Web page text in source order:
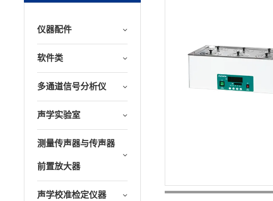
仪器配件
软件类
多通道信号分析仪
声学实验室
测量传声器与传声器
前置放大器
声学校准检定仪器